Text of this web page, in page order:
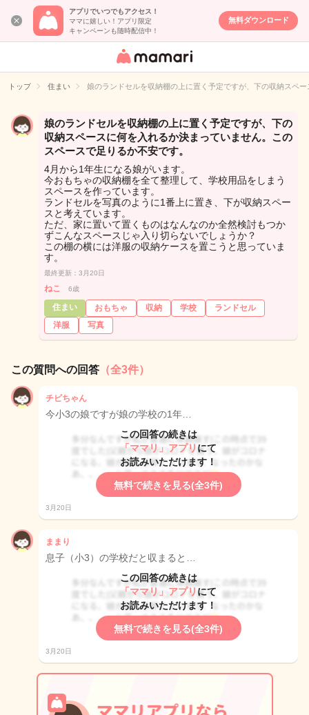
アプリでいつでもアクセス！
ママに嬉しい！アプリ限定
キャンペーンも随時配信中！
無料ダウンロード
女性専用匿名QA
イト
トップ 住まい 娘のランドセルを収納棚の上に置く予定ですが、下の収納スペ
娘のランドセルを収納棚の上に置く予定ですが、下の
収納スペースに何を入れるか決まっていません。この
スペースで足りるか不安です。
4月から1年生になる娘がいます。
今おもちゃの収納棚を全て整理して、学校用品をしまう
スペースを作っています。
ランドセルを写真のように1番上に置き、下が収納スペー
スと考えています。
ただ、家に置いて置くものはなんなのか全然検討もつか
ずこんなスペースじゃ入り切らないでしょうか？
この棚の横には洋服の収納ケースを置こうと思っていま
す。
最終更新：3月20日
ねこ 6歳
住まい おもちゃ 収納 学校
ランドセル
洋服
写真
この質問への回答 （全3件）
チビちゃん
今小3の娘ですが娘の学校の1年…
この回答の続きは
「ママリ」アプリ にて
お読みいただけます！
無料で続きを見る(全3件)
3月20日
ままり
息子（小3）の学校だと収まると…
この回答の続きは
「ママリ」アプリ にて
お読みいただけます！
無料で続きを見る(全3件)
3月20日